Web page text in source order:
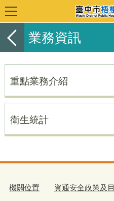
業務資訊
重點業務介紹
衛生統計
機關位置 資通安全政策及